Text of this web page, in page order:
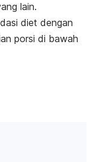
lain.
diet dengan
porsi di bawah